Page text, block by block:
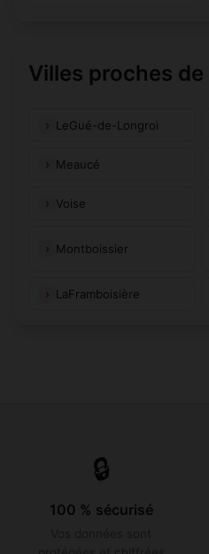
Villes proches
LeGué-de-Longroi
Meaucé
Voise
Montboissier
LaFramboisière
🔒
100 % sécurisé